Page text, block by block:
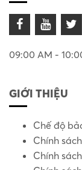
09:00 AM -
GIỚI THIỆU
Chế độ
Chính
Chính